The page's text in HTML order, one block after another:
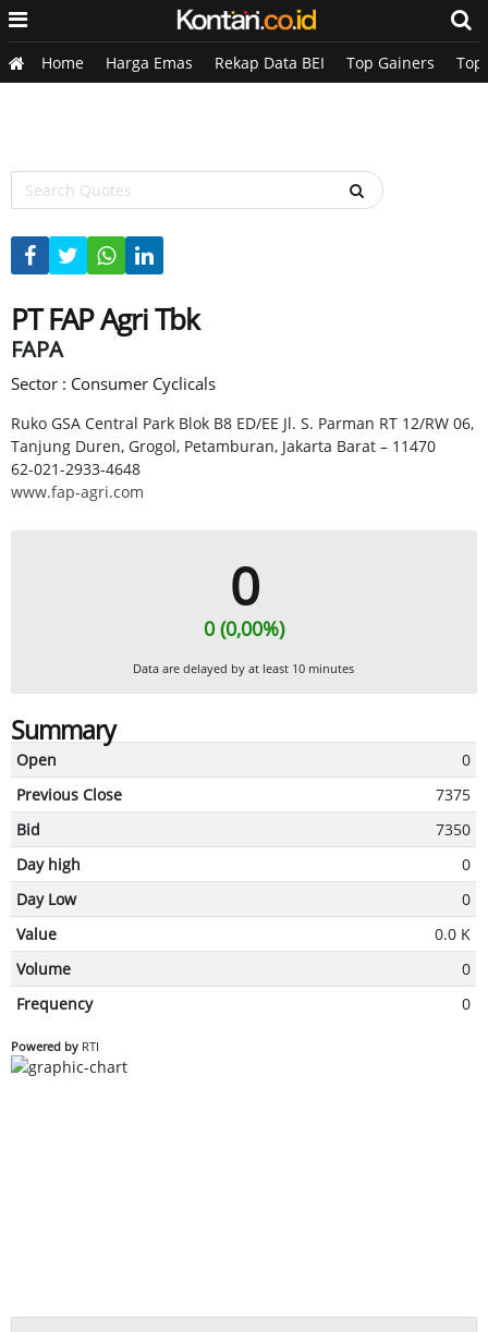
Home Harga Emas Rekap Data BEI Top Gainers Top
PT FAP Agri Tbk
FAPA
Sector : Consumer Cyclicals
Ruko GSA Central Park Blok B8 ED/EE Jl. S. Parman RT 12/RW 06,
Tanjung Duren, Grogol, Petamburan, Jakarta Barat – 11470
62-021-2933-4648
www.fap-agri.com
0
0 (0,00%)
Data are delayed by at least 10 minutes
Summary
Open
0
Previous Close
7375
Bid
7350
Day high
0
Day Low
0
Value
0.0 K
Volume
0
Frequency
0
Powered by RTI